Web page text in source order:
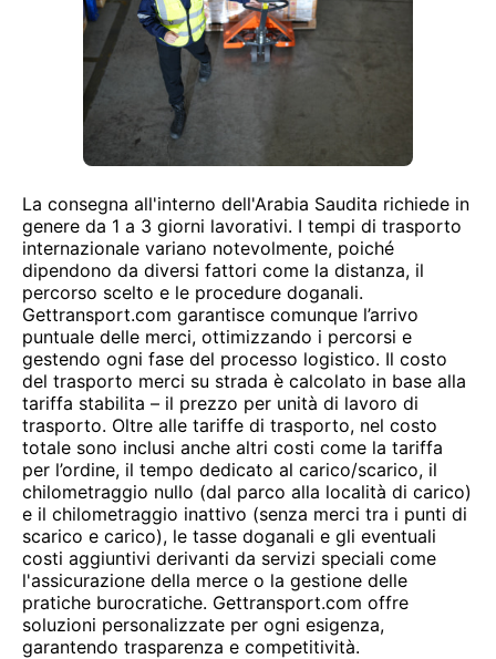
La consegna all'interno dell'Arabia Saudita richiede in
genere da 1 a 3 giorni lavorativi. I tempi di trasporto
internazionale variano notevolmente, poiché
dipendono da diversi fattori come la distanza, il
percorso scelto e le procedure doganali.
Gettransport.com garantisce comunque l’arrivo
puntuale delle merci, ottimizzando i percorsi e
gestendo ogni fase del processo logistico. Il costo
del trasporto merci su strada è calcolato in base alla
tariffa stabilita – il prezzo per unità di lavoro di
trasporto. Oltre alle tariffe di trasporto, nel costo
totale sono inclusi anche altri costi come la tariffa
per l’ordine, il tempo dedicato al carico/scarico, il
chilometraggio nullo (dal parco alla località di carico)
e il chilometraggio inattivo (senza merci tra i punti di
scarico e carico), le tasse doganali e gli eventuali
costi aggiuntivi derivanti da servizi speciali come
l'assicurazione della merce o la gestione delle
pratiche burocratiche. Gettransport.com offre
soluzioni personalizzate per ogni esigenza,
garantendo trasparenza e competitività.